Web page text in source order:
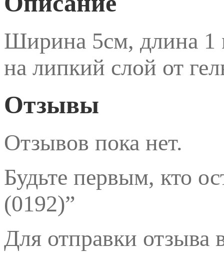
Ширина 5см, длина 1
на липкий слой от
Отзывы
Отзывов пока нет.
Будьте первым, кто
(0192)”
Для отправки отзыва